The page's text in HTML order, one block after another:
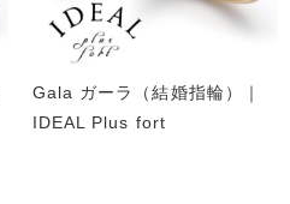
Gala ガーラ（結婚指輪）｜
IDEAL Plus fort